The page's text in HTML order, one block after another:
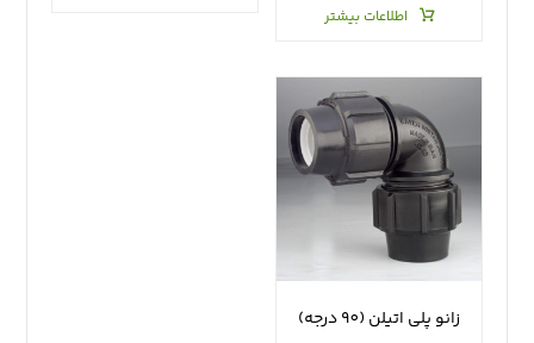
اطلاعات بیشتر
زانو پلي اتيلن (٩٠ درجه)